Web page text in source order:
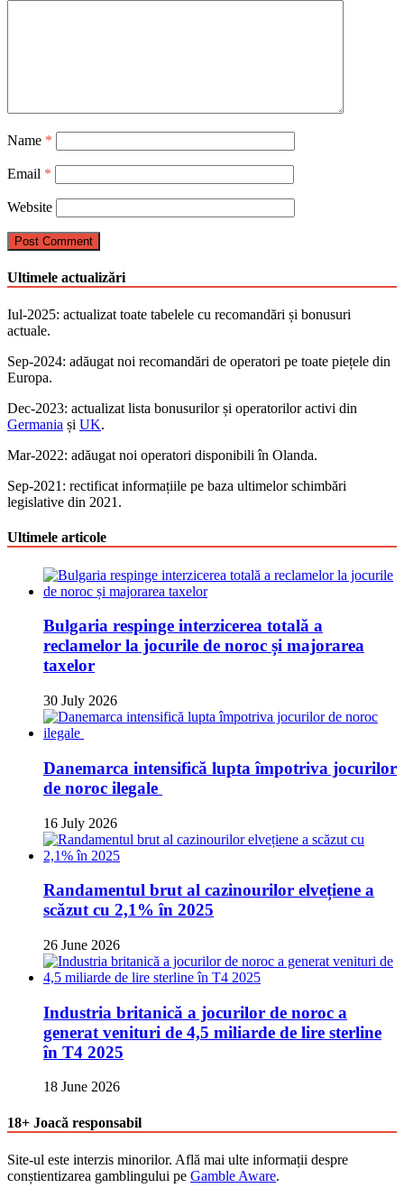
Name *
Email *
Website
Ultimele actualizări
Iul-2025: actualizat toate tabelele cu recomandări și bonusuri
actuale.
Sep-2024: аdăugat noi recomandări de operatori pe toate piețele din
Europa.
Dec-2023: actualizat lista bonusurilor și operatorilor activi din
Germania și UK.
Mar-2022: adăugat noi operatori disponibili în Olanda.
Sep-2021: rectificat informațiile pe baza ultimelor schimbări
legislative din 2021.
Ultimele articole
Bulgaria respinge interzicerea totală a
reclamelor la jocurile de noroc și majorarea
taxelor
30 July 2026
Danemarca intensifică lupta împotriva jocurilor
de noroc ilegale
16 July 2026
Randamentul brut al cazinourilor elvețiene a
scăzut cu 2,1% în 2025
26 June 2026
Industria britanică a jocurilor de noroc a
generat venituri de 4,5 miliarde de lire sterline
în T4 2025
18 June 2026
18+ Joacă responsabil
Site-ul este interzis minorilor. Află mai ulte informații despre
conștientizarea gamblingului pe Gamble Aware.